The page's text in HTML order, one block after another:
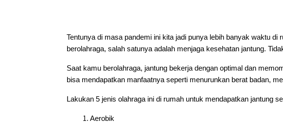
Tentunya di masa pandemi ini kita jadi punya lebih banyak waktu
berolahraga, salah satunya adalah menjaga kesehatan jantung.
Saat kamu berolahraga, jantung bekerja dengan optimal dan
bisa mendapatkan manfaatnya seperti menurunkan berat badan,
Lakukan 5 jenis olahraga ini di rumah untuk mendapatkan jantung
Aerobik